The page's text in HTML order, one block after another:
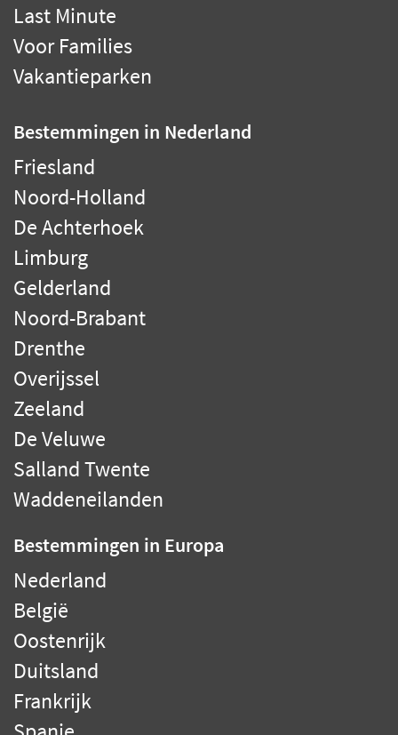
Last Minute
Voor Families
Vakantieparken
Bestemmingen in Nederland
Friesland
Noord-Holland
De Achterhoek
Limburg
Gelderland
Noord-Brabant
Drenthe
Overijssel
Zeeland
De Veluwe
Salland Twente
Waddeneilanden
Bestemmingen in Europa
Nederland
België
Oostenrijk
Duitsland
Frankrijk